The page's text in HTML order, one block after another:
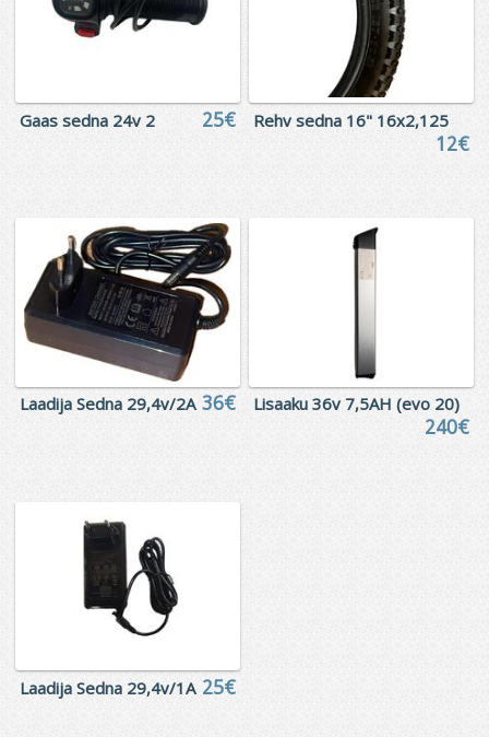
Gaas sedna 24v 2 25€ Rehv sedna 16" 16x2,125
12€
Laadija Sedna 29,4v/2A 36€ Lisaaku 36v 7,5AH (evo 20)
240€
Laadija Sedna 29,4v/1A 25€